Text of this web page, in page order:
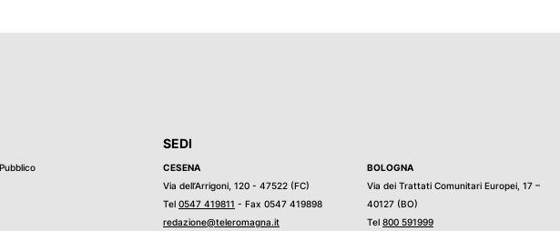
SEDI
CESENA
Via dell’Arrigoni, 120 - 47522 (FC)
Tel 0547 419811 - Fax 0547 419898
redazione@teleromagna.it
BOLOGNA
Via dei Trattati Comunitari Europei, 17 –
40127 (BO)
Tel 800 591999